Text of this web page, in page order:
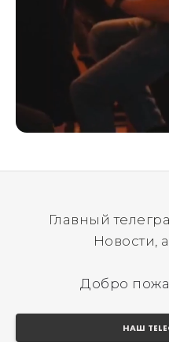
Главный
Новости,
Добро
НАШ